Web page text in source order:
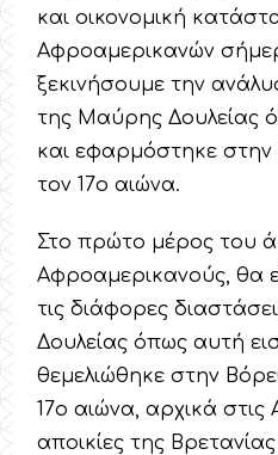
και οικονομική
Αφροαμερικανών
ξεκινήσουμε την
της Μαύρης Δουλείας
και εφαρμόστηκε
τον 17ο αιώνα.
Στο πρώτο μέρος του
Αφροαμερικανούς, θα
τις διάφορες
Δουλείας όπως αυτή
θεμελιώθηκε στην
17ο αιώνα, αρχικά στις
αποικίες της